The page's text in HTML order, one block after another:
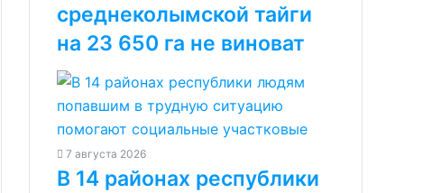
среднеколымской тайги
на 23 650 га не виноват
7 августа 2026
В 14 районах республики